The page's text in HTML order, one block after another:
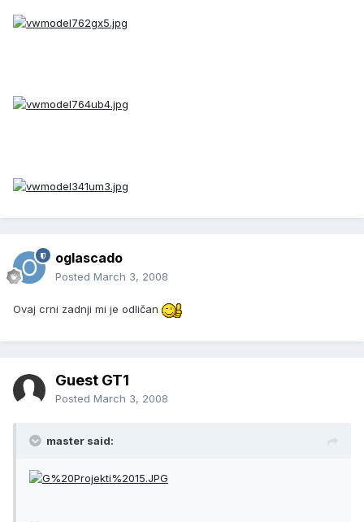
oglascado
Posted March 3, 2008
Ovaj crni zadnji mi je odličan
Guest GT1
Posted March 3, 2008
master said: